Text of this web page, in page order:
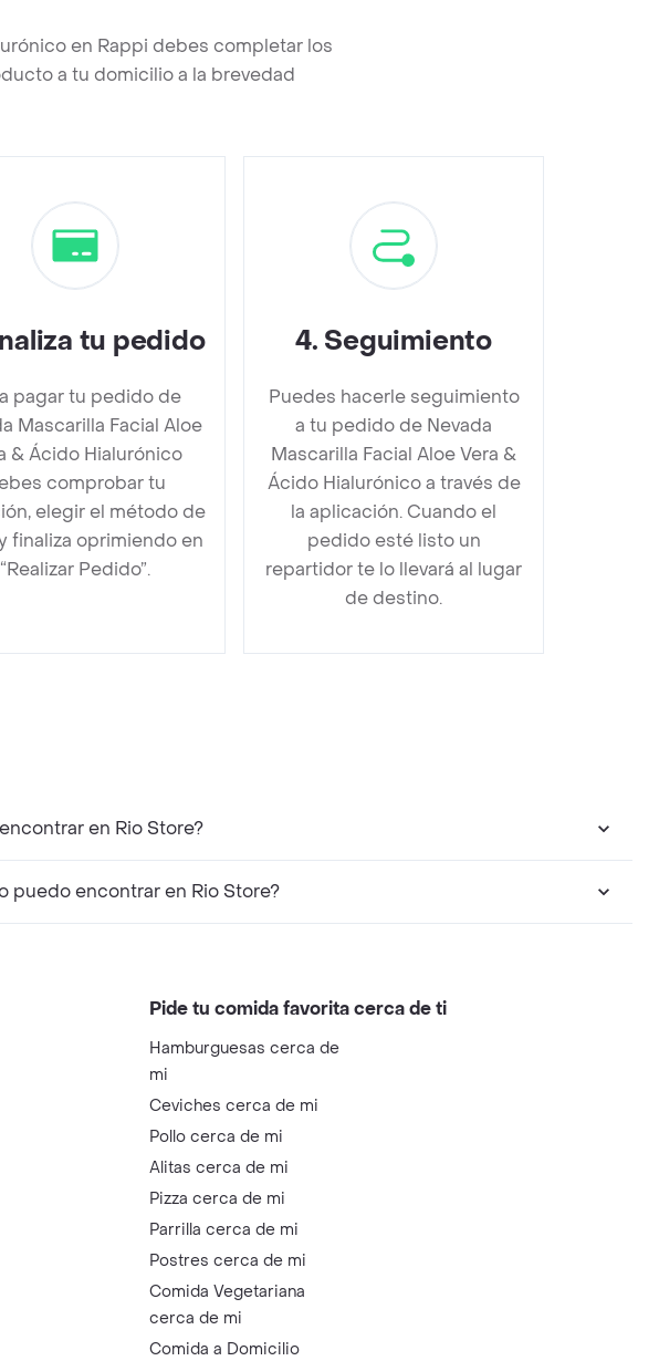
en Rappi debes completar los
a tu domicilio a la brevedad
tu pedido
pagar tu pedido de
Mascarilla Facial Aloe
& Ácido Hialurónico
comprobar tu
elegir el método de
finaliza oprimiendo en
“Realizar Pedido”.
4. Seguimiento
Puedes hacerle seguimiento
a tu pedido de Nevada
Mascarilla Facial Aloe Vera &
Ácido Hialurónico a través de
la aplicación. Cuando el
pedido esté listo un
repartidor te lo llevará al lugar
de destino.
en Rio Store?
puedo encontrar en Rio Store?
Pide tu comida favorita cerca de ti
Hamburguesas cerca de
mi
Ceviches cerca de mi
Pollo cerca de mi
Alitas cerca de mi
Pizza cerca de mi
Parrilla cerca de mi
Postres cerca de mi
Comida Vegetariana
cerca de mi
Comida a Domicilio